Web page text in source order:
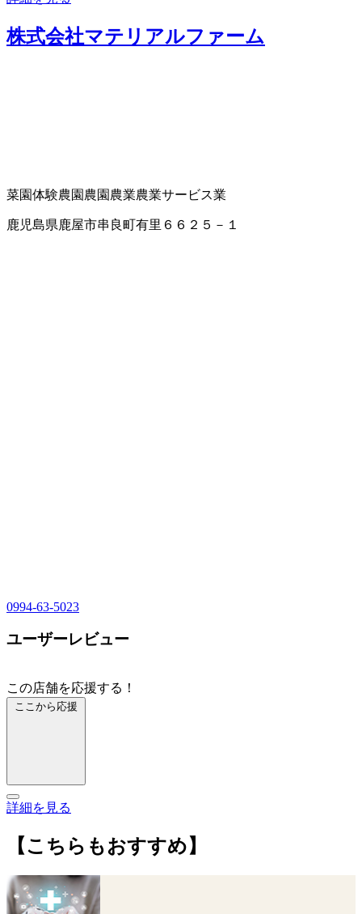
株式会社マテリアルファーム
菜園体験農園 農園 農業農業サービス業
鹿児島県鹿屋市串良町有里６６２５－１
0994-63-5023
ユーザーレビュー
この店舗を応援する！
ここから応援
詳細を見る
【こちらもおすすめ】